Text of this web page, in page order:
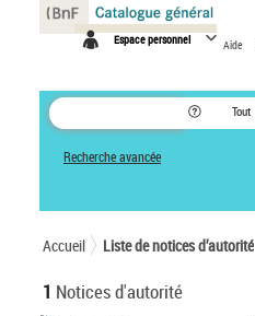
Espace personnel Aide
Tout
Recherche avancée
Accueil Liste de notices d’autorité
1 Notices d'autorité
Panneau de gestion des cookies